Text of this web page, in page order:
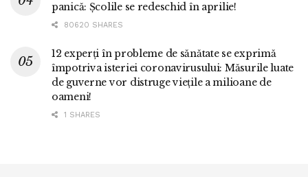
panică: Școlile se redeschid în aprilie!
80620 SHARES
12 experți în probleme de sănătate se exprimă
împotriva isteriei coronavirusului: Măsurile luate
de guverne vor distruge viețile a milioane de
oameni!
1 SHARES